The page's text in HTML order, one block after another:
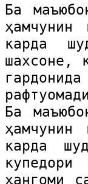
Ба
карда
шахсоне,
Ба
карда
ҳангоми